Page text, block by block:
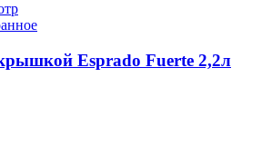
Esprado Fuerte 2,2л